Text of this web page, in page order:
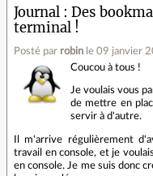
Journal
Des
terminal !
Posté par robin le 09 janvier
Coucou à tous !
Je voulais vous
de mettre en
servir à d'autre.
Il m'arrive régulièrement
travail en console, et je
en console. Je me suis donc